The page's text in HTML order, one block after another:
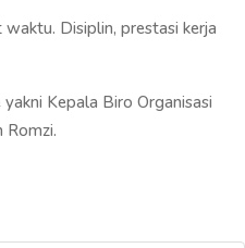
Disiplin, prestasi kerja
Kepala Biro Organisasi
Romzi.